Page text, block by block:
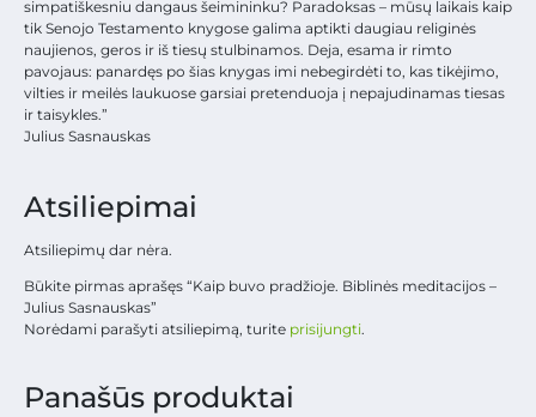
simpatiškesniu dangaus šeimininku? Paradoksas – mūsų laikais kaip
tik Senojo Testamento knygose galima aptikti daugiau religinės
naujienos, geros ir iš tiesų stulbinamos. Deja, esama ir rimto
pavojaus: panardęs po šias knygas imi nebegirdėti to, kas tikėjimo,
vilties ir meilės laukuose garsiai pretenduoja į nepajudinamas tiesas
ir taisykles.”
Julius Sasnauskas
Atsiliepimai
Atsiliepimų dar nėra.
Būkite pirmas aprašęs “Kaip buvo pradžioje. Biblinės meditacijos –
Julius Sasnauskas”
Norėdami parašyti atsiliepimą, turite prisijungti.
Panašūs produktai